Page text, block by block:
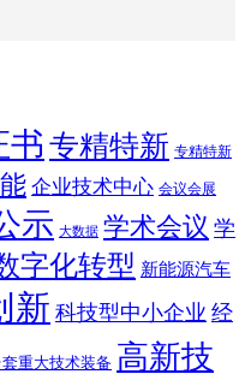
书 专精特新 专精特新
企业技术中心 会议会展
示 大数据 学术会议 学
字化转型 新能源汽车
新 科技型中小企业 经
重大技术装备 高新技